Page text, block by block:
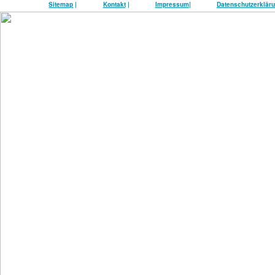
Sitemap | Kontakt| Impressum|